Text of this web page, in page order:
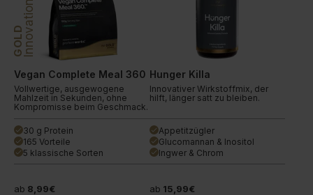
GOLDInnovation
Vegan Complete Meal 360
Vollwertige, ausgewogene
Mahlzeit in Sekunden, ohne
Kompromisse beim Geschmack.
done 30 g Protein
done 165 Vorteile
done 5 klassische Sorten
ab 8,99€
Hunger Killa
Innovativer Wirkstoffmix, der
hilft, länger satt zu bleiben.
done Appetitzügler
done Glucomannan & Inositol
done Ingwer & Chrom
ab 15,99€